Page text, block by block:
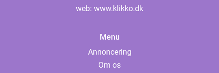
web: www.klikko.dk
Menu
Annoncering
Om os